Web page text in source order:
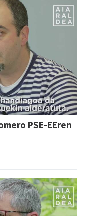
PSE-EEren